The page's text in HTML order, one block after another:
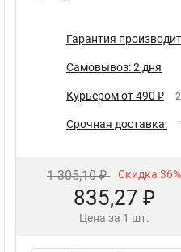
Гарантия
Самовывоз: 2 дня
Курьером от 490 ₽
Срочная доставка:
1 305,10 ₽ Скидка 36%
835,27 ₽
Цена за 1 шт.